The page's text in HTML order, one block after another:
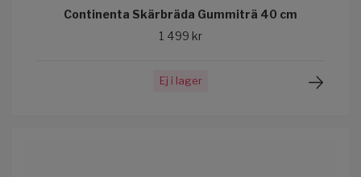
Continenta Skärbräda Gummiträ 40 cm
1 499 kr
Ej i lager